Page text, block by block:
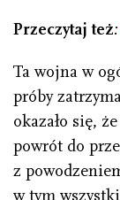
Przeczytaj też:
Ta wojna w
próby
okazało się,
powrót do
z
w tym